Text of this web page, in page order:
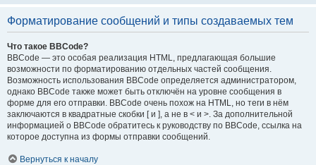
Форматирование сообщений и типы создаваемых тем
Что такое BBCode?
BBCode — это особая реализация HTML, предлагающая большие
возможности по форматированию отдельных частей сообщения.
Возможность использования BBCode определяется администратором,
однако BBCode также может быть отключён на уровне сообщения в
форме для его отправки. BBCode очень похож на HTML, но теги в нём
заключаются в квадратные скобки [ и ], а не в < и >. За дополнительной
информацией о BBCode обратитесь к руководству по BBCode, ссылка на
которое доступна из формы отправки сообщений.
Вернуться к началу